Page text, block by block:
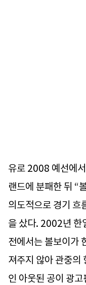
유로 2008 예선에
랜드에 분패한 뒤 “
의도적으로 경기 흐
을 샀다. 2002년 한
전에서는 볼보이가
져주지 않아 관중의
인 아웃된 공이 광